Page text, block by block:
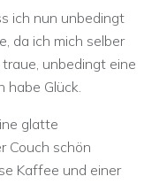
ich nun unbedingt
da ich mich selber
unbedingt eine
habe Glück.
glatte
Couch schön
Kaffee und einer